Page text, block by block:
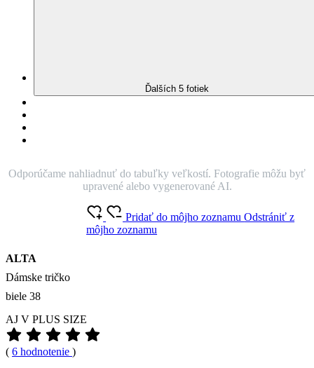
Ďalších 5 fotiek
Odporúčame nahliadnuť do tabuľky veľkostí. Fotografie môžu byť
upravené alebo vygenerované AI.
ALTA
Dámske tričko
biele 38
Pridať do môjho zoznamuOdstrániť z
môjho zoznamu
AJ V PLUS SIZE
( 6 hodnotenie )